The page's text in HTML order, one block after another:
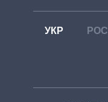
УКР РОС